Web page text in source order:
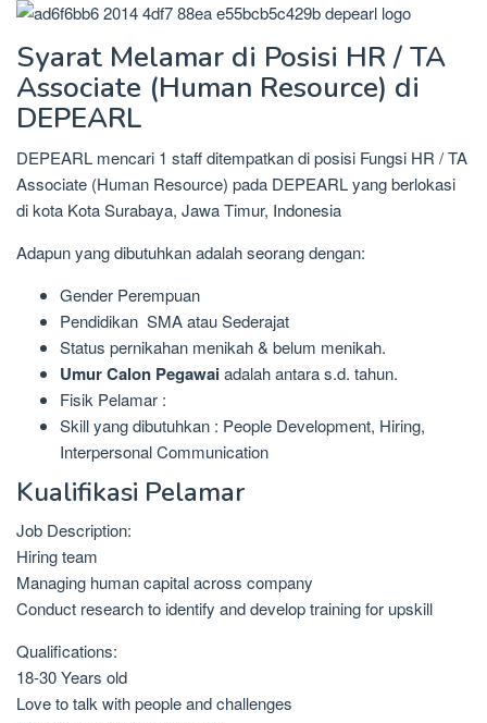
Syarat Melamar di Posisi HR / TA
Associate (Human Resource) di
DEPEARL
DEPEARL mencari 1 staff ditempatkan di posisi Fungsi HR / TA
Associate (Human Resource) pada DEPEARL yang berlokasi
di kota Kota Surabaya, Jawa Timur, Indonesia
Adapun yang dibutuhkan adalah seorang dengan:
Gender Perempuan
Pendidikan SMA atau Sederajat
Status pernikahan menikah & belum menikah.
Umur Calon Pegawaiadalah antara s.d. tahun.
Fisik Pelamar :
Skill yang dibutuhkan : People Development, Hiring,
Interpersonal Communication
Kualifikasi Pelamar
Job Description:
​Hiring team
Managing human capital across company
​Conduct research to identify and develop training for upskill
Qualifications:
18-30 Years old
Love to talk with people and challenges